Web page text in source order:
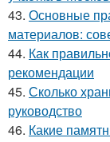
43. Основные
материалов:
44. Как
рекомендации
45. Сколько
руководство
46. Какие